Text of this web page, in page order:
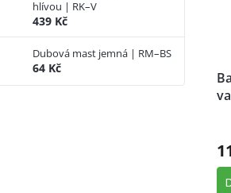
hlívou | RK–V
439 Kč
Dubová mast jemná | RM–BS
64 Kč